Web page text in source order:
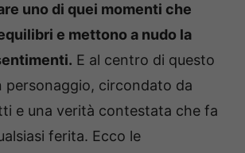
uno di quei momenti che
e mettono a nudo la
E al centro di questo
personaggio, circondato da
e una verità contestata che fa
ferita. Ecco le